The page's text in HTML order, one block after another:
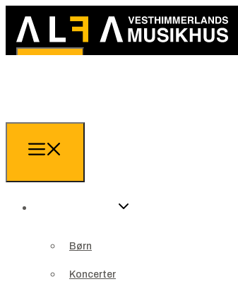
Arrangementer
Alfa Plus
Teater
Børn
Koncerter